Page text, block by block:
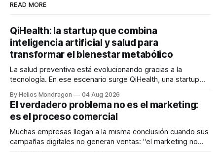
READ MORE
QiHealth: la startup que combina
inteligencia artificial y salud para
transformar el bienestar metabólico
La salud preventiva está evolucionando gracias a la
tecnología. En ese escenario surge QiHealth, una startup
dispositivos inteligentes, inteligencia artificial y monitoreo
en tiempo real para ayudar a las personas a tomar mejores
decisiones sobre su salud metabólica. Su propuesta busca
responder
By Helios Mondragon 04 Aug 2026
El verdadero problema no es el marketing:
es el proceso comercial
Muchas empresas llegan a la misma conclusión cuando sus
campañas digitales no generan ventas: "el marketing no